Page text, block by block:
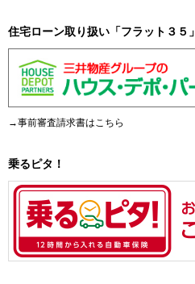
住宅ローン取り扱い「フラット３５」
→事前審査請求書はこちら
乗るピタ！